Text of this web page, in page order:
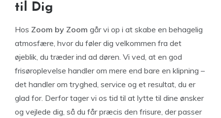
til Dig
Hos Zoom by Zoom går vi op i at skabe en behagelig
atmosfære, hvor du føler dig velkommen fra det
øjeblik, du træder ind ad døren. Vi ved, at en god
frisøroplevelse handler om mere end bare en klipning –
det handler om tryghed, service og et resultat, du er
glad for. Derfor tager vi os tid til at lytte til dine ønsker
og vejlede dig, så du får præcis den frisure, der passer